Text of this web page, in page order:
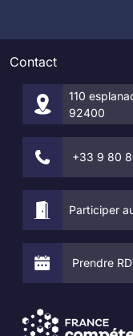
Contact
110
92400
+33 9 80
Participer
Prendre